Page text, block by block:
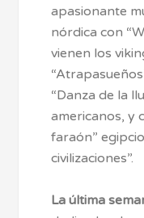
apasionante
nórdica con
vienen los
“Danza de la
americanos, y
faraón”
civilizaciones”.
La última